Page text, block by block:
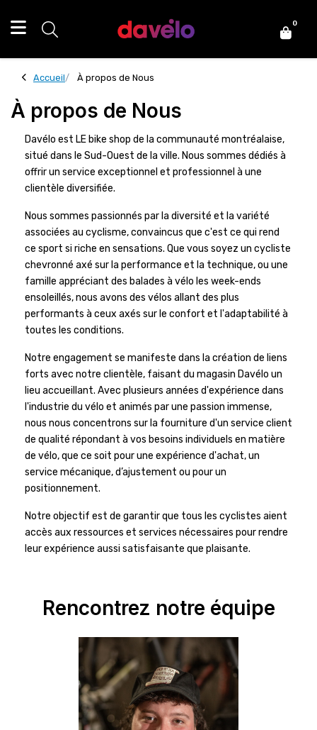
0
Accueil À propos de Nous
À propos de Nous
Davélo est LE bike shop de la communauté montréalaise,
situé dans le Sud-Ouest de la ville. Nous sommes dédiés à
offrir un service exceptionnel et professionnel à une
clientèle diversifiée.
Nous sommes passionnés par la diversité et la variété
associées au cyclisme, convaincus que c'est ce qui rend
ce sport si riche en sensations. Que vous soyez un cycliste
chevronné axé sur la performance et la technique, ou une
famille appréciant des balades à vélo les week-ends
ensoleillés, nous avons des vélos allant des plus
performants à ceux axés sur le confort et l'adaptabilité à
toutes les conditions.
Notre engagement se manifeste dans la création de liens
forts avec notre clientèle, faisant du magasin Davélo un
lieu accueillant. Avec plusieurs années d'expérience dans
l'industrie du vélo et animés par une passion immense,
nous nous concentrons sur la fourniture d'un service client
de qualité répondant à vos besoins individuels en matière
de vélo, que ce soit pour une expérience d'achat, un
service mécanique, d’ajustement ou pour un
positionnement.
Notre objectif est de garantir que tous les cyclistes aient
accès aux ressources et services nécessaires pour rendre
leur expérience aussi satisfaisante que plaisante.
Rencontrez notre équipe